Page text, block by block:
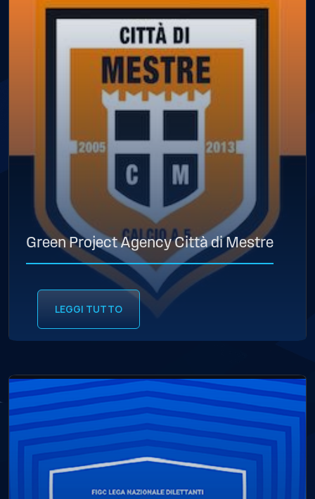
Green Project Agency Città di Mestre
LEGGI TUTTO